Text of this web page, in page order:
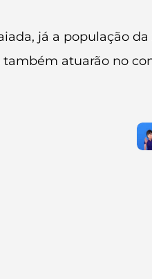
já a população da
também atuarão no